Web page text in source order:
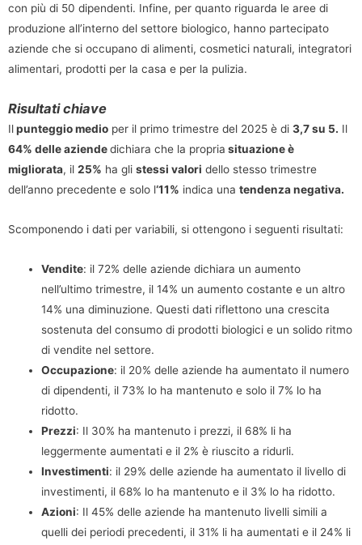
con più di 50 dipendenti. Infine, per quanto riguarda le aree di
produzione all’interno del settore biologico, hanno partecipato
aziende che si occupano di alimenti, cosmetici naturali, integratori
alimentari, prodotti per la casa e per la pulizia.
Risultati chiave
Ilpunteggio medio per il primo trimestre del 2025 è di 3,7 su 5. Il
64% delle aziendedichiara che la propria situazione è
migliorata, il 25% ha gli stessi valori dello stesso trimestre
dell’anno precedente e solo l‘11% indica una tendenza negativa.
Scomponendo i dati per variabili, si ottengono i seguenti risultati:
Vendite: il 72% delle aziende dichiara un aumento
nell’ultimo trimestre, il 14% un aumento costante e un altro
14% una diminuzione. Questi dati riflettono una crescita
sostenuta del consumo di prodotti biologici e un solido ritmo
di vendite nel settore.
Occupazione: il 20% delle aziende ha aumentato il numero
di dipendenti, il 73% lo ha mantenuto e solo il 7% lo ha
ridotto.
Prezzi: Il 30% ha mantenuto i prezzi, il 68% li ha
leggermente aumentati e il 2% è riuscito a ridurli.
Investimenti: il 29% delle aziende ha aumentato il livello di
investimenti, il 68% lo ha mantenuto e il 3% lo ha ridotto.
Azioni: Il 45% delle aziende ha mantenuto livelli simili a
quelli dei periodi precedenti, il 31% li ha aumentati e il 24% li